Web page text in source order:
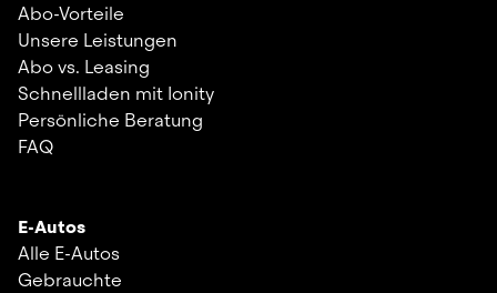
Abo-Vorteile
Unsere Leistungen
Abo vs. Leasing
Schnellladen mit Ionity
Persönliche Beratung
FAQ
E-Autos
Alle E-Autos
Gebrauchte